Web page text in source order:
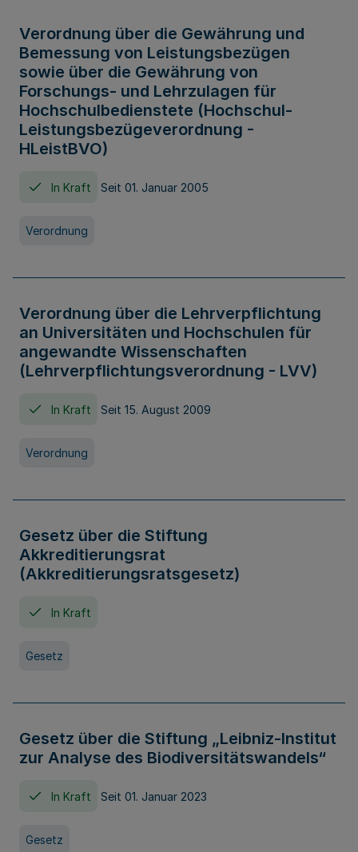
Verordnung über die Gewährung und
Bemessung von Leistungsbezügen
sowie über die Gewährung von
Forschungs- und Lehrzulagen für
Hochschulbedienstete (Hochschul-
Leistungsbezügeverordnung -
HLeistBVO)
In Kraft Seit 01. Januar 2005
Verordnung
Verordnung über die Lehrverpflichtung
an Universitäten und Hochschulen für
angewandte Wissenschaften
(Lehrverpflichtungsverordnung - LVV)
In Kraft Seit 15. August 2009
Verordnung
Gesetz über die Stiftung
Akkreditierungsrat
(Akkreditierungsratsgesetz)
In Kraft
Gesetz
Gesetz über die Stiftung „Leibniz-Institut
zur Analyse des Biodiversitätswandels“
In Kraft Seit 01. Januar 2023
Gesetz